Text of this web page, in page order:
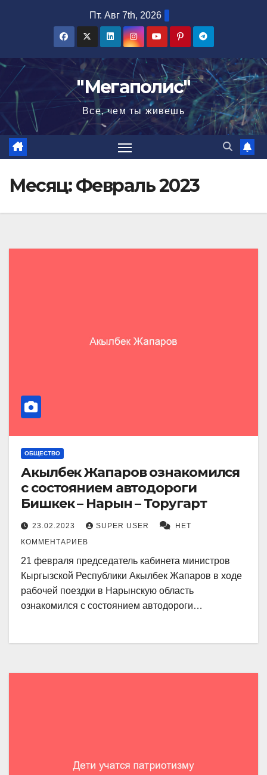
Пт. Авг 7th, 2026
"Мегаполис"
Все, чем ты живешь
Месяц:Февраль 2023
ОБЩЕСТВО
Акылбек Жапаров ознакомился
с состоянием автодороги
Бишкек – Нарын – Торугарт
23.02.2023 SUPER USER
НЕТ
КОММЕНТАРИЕВ
21 февраля председатель кабинета министров
Кыргыз­ской Республики Акылбек Жапаров в ходе
рабочей поездки в Нарынскую область
ознакомился с состоянием автодороги…